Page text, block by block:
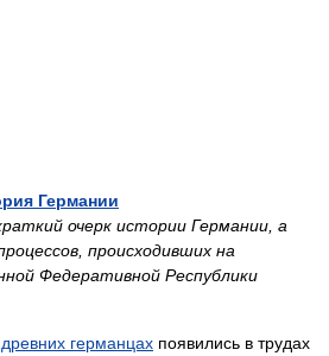
Германии
очерк истории Германии, а
происходивших на
Федеративной Республики
древних германцах появились в трудах